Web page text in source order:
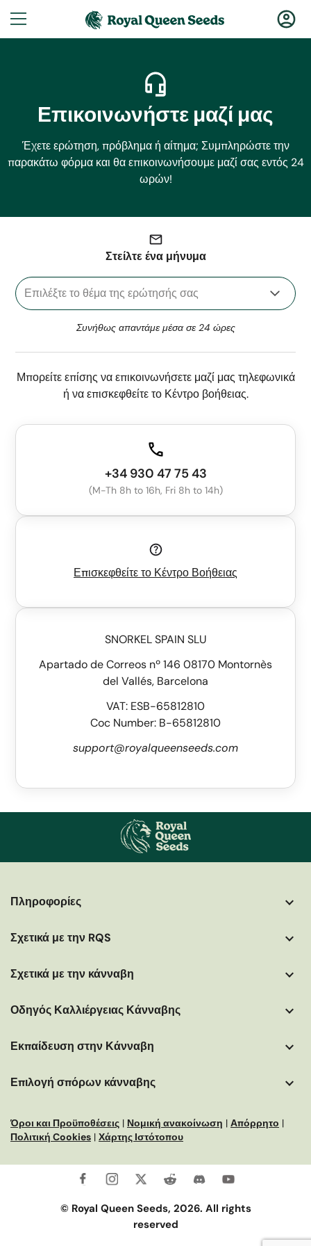
Επικοινωνήστε μαζί μας
Έχετε ερώτηση, πρόβλημα ή αίτημα; Συμπληρώστε την
παρακάτω φόρμα και θα επικοινωνήσουμε μαζί σας εντός 24
ωρών!
Στείλτε ένα μήνυμα
Συνήθως απαντάμε μέσα σε 24 ώρες
Μπορείτε επίσης να επικοινωνήσετε μαζί μας τηλεφωνικά
ή να επισκεφθείτε το Κέντρο βοήθειας.
+34 930 47 75 43
(M-Th 8h to 16h, Fri 8h to 14h)
Επισκεφθείτε το Κέντρο Βοήθειας
SNORKEL SPAIN SLU
Apartado de Correos nº 146 08170 Montornès
del Vallés, Barcelona
VAT: ESB-65812810
Coc Number: B-65812810
support@royalqueenseeds.com
helpful
Πληροφορίες
Σχετικά με την RQS
Σχετικά με την κάνναβη
Οδηγός Καλλιέργειας Κάνναβης
Εκπαίδευση στην Κάνναβη
Επιλογή σπόρων κάνναβης
Όροι και Προϋποθέσεις | Νομική ανακοίνωση | Απόρρητο |
Πολιτική Cookies | Χάρτης Ιστότοπου
© Royal Queen Seeds, 2026. All rights
reserved